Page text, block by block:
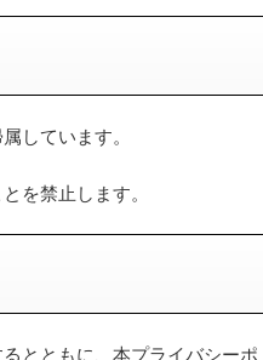
しています。
を禁止します。
とともに、本プライバシーポ